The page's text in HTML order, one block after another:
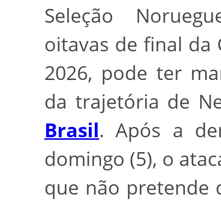
Seleção
oitavas de final da
2026, pode ter
da trajetória de
Brasil. Após a
domingo (5), o
que não pretende